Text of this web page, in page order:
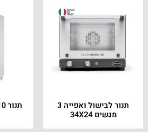
תנור לבישול ואפייה 3
מגשים 34X24
תנור 10 מגשים מסתובב